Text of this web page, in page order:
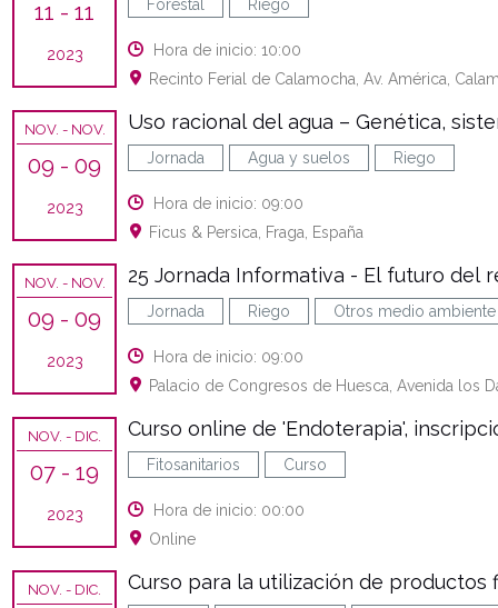
11 - 11
2023
Forestal Riego
Hora de inicio: 10:00
Recinto Ferial de Calamocha, Av. América,
NOV. - NOV.
09 - 09
2023
Uso racional del agua – Genética,
Jornada Agua y suelos Riego
Hora de inicio: 09:00
Ficus & Persica, Fraga, España
NOV. - NOV.
09 - 09
2023
25 Jornada Informativa - El futuro del
Jornada Riego Otros medio ambiente
Hora de inicio: 09:00
Palacio de Congresos de Huesca, Avenida los
NOV. - DIC.
07 - 19
2023
Curso online de 'Endoterapia',
Fitosanitarios Curso
Hora de inicio: 00:00
Online
NOV. - DIC. Curso para la utilización de productos